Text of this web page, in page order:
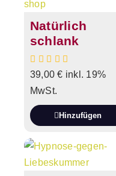
Natürlich
schlank
39,00€ inkl. 19%
MwSt.
Hinzufügen